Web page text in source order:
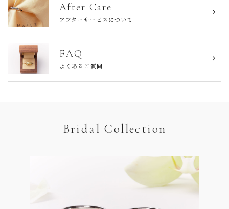
After Care
アフターサービスについて
FAQ
よくあるご質問
Bridal Collection